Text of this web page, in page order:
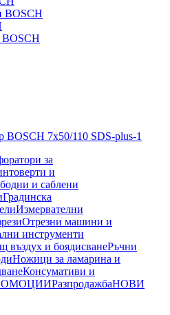
BOSCH
BOSCH
BOSCH 7x50/110 SDS-plus-1
за
и
и саблени
Градинска
Измервателни
Отрезни машини и
инструменти
въздух и боядисванеРъчни
Ножици за ламарина и
Консумативи и
РазпродажбаНОВИ